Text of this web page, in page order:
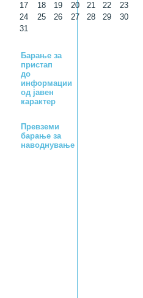
17
18 19 20 21 22
23
24
25 26 27 28 29
30
31
Барање за
пристап
до
информации
од јавен
карактер
Превземи
барање за
наводнување